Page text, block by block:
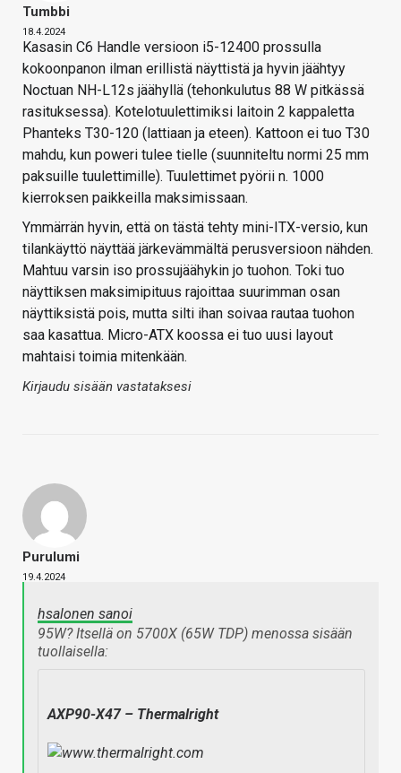
Tumbbi
18.4.2024
Kasasin C6 Handle versioon i5-12400 prossulla
kokoonpanon ilman erillistä näyttistä ja hyvin jäähtyy
Noctuan NH-L12s jäähyllä (tehonkulutus 88 W pitkässä
rasituksessa). Kotelotuulettimiksi laitoin 2 kappaletta
Phanteks T30-120 (lattiaan ja eteen). Kattoon ei tuo T30
mahdu, kun poweri tulee tielle (suunniteltu normi 25 mm
paksuille tuulettimille). Tuulettimet pyörii n. 1000
kierroksen paikkeilla maksimissaan.
Ymmärrän hyvin, että on tästä tehty mini-ITX-versio, kun
tilankäyttö näyttää järkevämmältä perusversioon nähden.
Mahtuu varsin iso prossujäähykin jo tuohon. Toki tuo
näyttiksen maksimipituus rajoittaa suurimman osan
näyttiksistä pois, mutta silti ihan soivaa rautaa tuohon
saa kasattua. Micro-ATX koossa ei tuo uusi layout
mahtaisi toimia mitenkään.
Kirjaudu sisään vastataksesi
Purulumi
19.4.2024
hsalonen sanoi
95W? Itsellä on 5700X (65W TDP) menossa sisään
tuollaisella:
AXP90-X47 – Thermalright